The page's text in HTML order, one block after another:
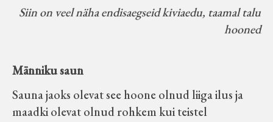
Siin on veel näha endisaegseid kiviaedu, taamal talu
hooned
Männiku saun
Sauna jaoks olevat see hoone olnud liiga ilus ja
maadki olevat olnud rohkem kui teistel